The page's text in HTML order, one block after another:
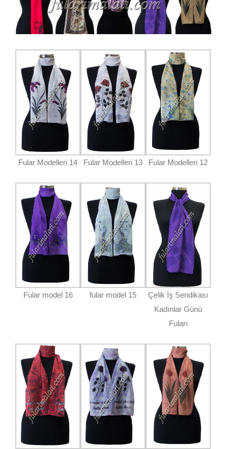
Fular Modelleri 14 Fular Modelleri 13 Fular Modelleri 12
Fular model 16 fular model 15
Çelik İş Sendikası
Kadınlar Günü
Fuları